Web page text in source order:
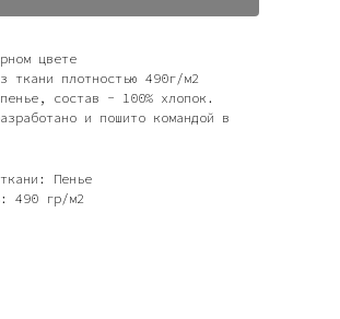
цвете
ткани плотностью 490г/м2
состав - 100% хлопок.
и пошито командой в
Пенье
490 гр/м2